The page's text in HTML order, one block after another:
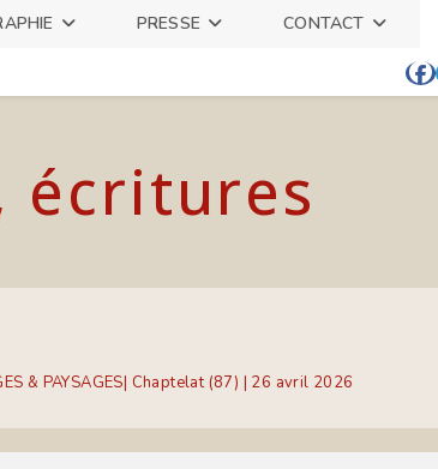
PRESSE CONTACT
écritures
& PAYSAGES| Chaptelat (87) | 26 avril 2026